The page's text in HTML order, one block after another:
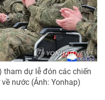
tham dự lễ đón các chiến
nước (Ảnh: Yonhap)